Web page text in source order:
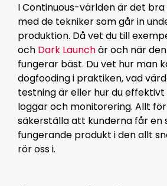
I Continuous-världen är det
med de tekniker som går in
produktion. Då vet du till
och Dark Launchär och när
fungerar bäst. Du vet hur man
dogfooding i praktiken, vad
testning är eller hur du
loggar och monitorering. Allt
säkerställa att kunderna får en
fungerande produkt i den allt
rör oss i.